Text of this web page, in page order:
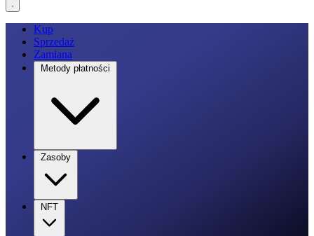
Kup
Sprzedaż
Zamiana
Metody płatności
Zasoby
NFT